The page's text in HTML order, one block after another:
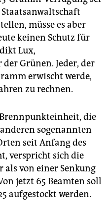
müsse es aber
keinen Schutz für
Lux,
Grünen. Jeder, der
erwischt werde,
zu rechnen.
die
sogenannten
seit Anfang des
verspricht sich die
von einer Senkung
jetzt 65 Beamten soll
aufgestockt werden.